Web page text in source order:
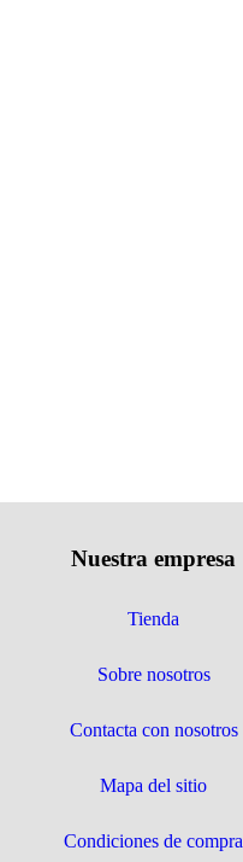
Nuestra empresa
Tienda
Sobre nosotros
Contacta con nosotros
Mapa del sitio
Condiciones de compra